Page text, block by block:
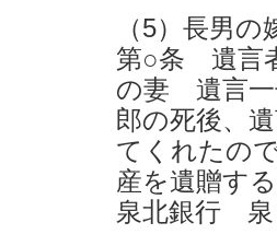
（5）長男
第○条 遺言
の妻 遺言一
郎の死後、
てくれたの
産を遺贈す
泉北銀行 泉